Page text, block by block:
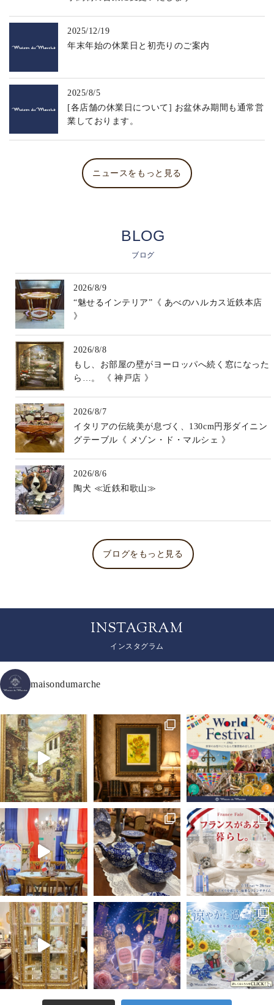
2025/12/19
年末年始の休業日と初売りのご案内
2025/8/5
[各店舗の休業日について] お盆休み期間も通常営
業しております。
ニュースをもっと見る
BLOG
ブログ
2026/8/9
“魅せるインテリア”《 あべのハルカス近鉄本店
》
2026/8/8
もし、お部屋の壁がヨーロッパへ続く窓になった
ら…。 《 神戸店 》
2026/8/7
イタリアの伝統美が息づく、130cm円形ダイニン
グテーブル《 メゾン・ド・マルシェ 》
2026/8/6
陶犬 ≪近鉄和歌山≫
ブログをもっと見る
INSTAGRAM
インスタグラム
maisondumarche